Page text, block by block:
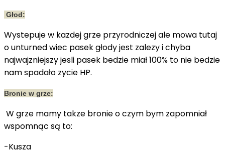
Głod:
Wystepuje w kazdej grze przyrodniczej ale mowa tutaj
o unturned wiec pasek głody jest zalezy i chyba
najwajzniejszy jesli pasek bedzie miał 100% to nie bedzie
nam spadało zycie HP.
Bronie w grze:
W grze mamy takze bronie o czym bym zapomniał
wspomnąc są to:
-Kusza